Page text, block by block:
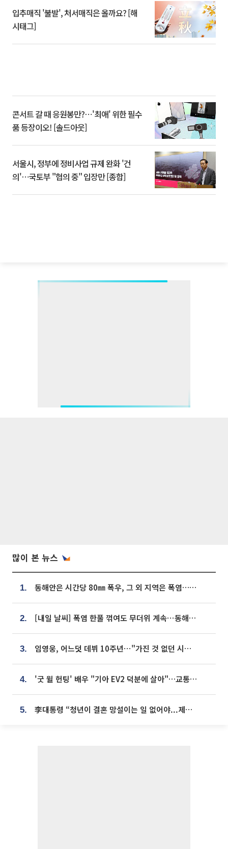
입추매직 '불발', 처서매직은 올까요? [해
시태그]
콘서트 갈 때 응원봉만?⋯'최애' 위한 필수
품 등장이오! [솔드아웃]
서울시, 정부에 정비사업 규제 완화 '건
의'⋯국토부 "협의 중" 입장만 [종합]
많이 본 뉴스
1. 동해안은 시간당 80㎜ 폭우, 그 외 지역은 폭염…‘극과 극 날씨’
2. [내일 날씨] 폭염 한풀 꺾여도 무더위 계속⋯동해안 이틀 연속 비
3. 임영웅, 어느덧 데뷔 10주년⋯"가진 것 없던 시절, 내 앞엔 20명의 팬뿐"
4. '굿 윌 헌팅' 배우 "기아 EV2 덕분에 살아"…교통사고 후 안전성 극찬
5. 李대통령 “청년이 결혼 망설이는 일 없어야...제도상 불이익 조사”